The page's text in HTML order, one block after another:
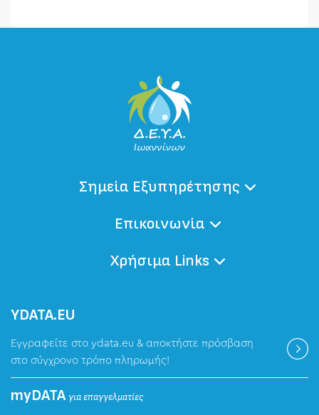
Σημεία Εξυπηρέτησης
Επικοινωνία
Χρήσιμα Links
ΥDATA.EU
Εγγραφείτε στο ydata.eu & αποκτήστε πρόσβαση
στο σύγχρονο τρόπο πληρωμής!
myDATAγια επαγγελματίες